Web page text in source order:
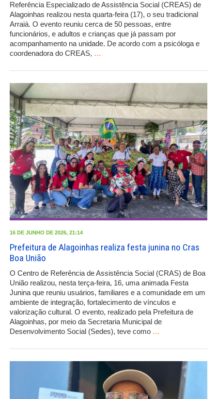
Referência Especializado de Assistência Social (CREAS) de
Alagoinhas realizou nesta quarta-feira (17), o seu tradicional
Arraiá. O evento reuniu cerca de 50 pessoas, entre
funcionários, e adultos e crianças que já passam por
acompanhamento na unidade. De acordo com a psicóloga e
coordenadora do CREAS, …
16 DE JUNHO DE 2026, 21:14
Prefeitura de Alagoinhas realiza festa junina no Cras
Boa União
O Centro de Referência de Assistência Social (CRAS) de Boa
União realizou, nesta terça-feira, 16, uma animada Festa
Junina que reuniu usuários, familiares e a comunidade em um
ambiente de integração, fortalecimento de vínculos e
valorização cultural. O evento, realizado pela Prefeitura de
Alagoinhas, por meio da Secretaria Municipal de
Desenvolvimento Social (Sedes), teve como …